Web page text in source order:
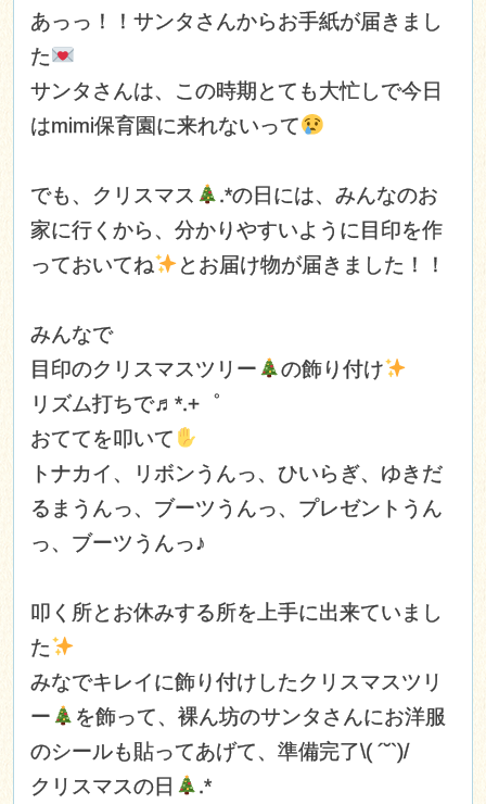
あっっ！！サンタさんからお手紙が届きまし
た
サンタさんは、この時期とても大忙しで今日
はmimi保育園に来れないって
でも、クリスマス
.*の日には、みんなのお
家に行くから、分かりやすいように目印を作
っておいてね
とお届け物が届きました！！
みんなで
目印のクリスマスツリー
の飾り付け
リズム打ちで♬*.+゜
おててを叩いて
トナカイ、リボンうんっ、ひいらぎ、ゆきだ
るまうんっ、ブーツうんっ、プレゼントうん
っ、ブーツうんっ♪
叩く所とお休みする所を上手に出来ていまし
た
みなでキレイに飾り付けしたクリスマスツリ
ー
を飾って、裸ん坊のサンタさんにお洋服
のシールも貼ってあげて、準備完了\( ´˘`)/
クリスマスの日
.*